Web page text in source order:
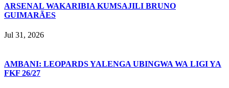
ARSENAL WAKARIBIA KUMSAJILI BRUNO
GUIMARÃES
Jul 31, 2026
AMBANI: LEOPARDS YALENGA UBINGWA WA LIGI YA
FKF 26/27